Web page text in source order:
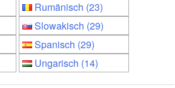
Rumänisch (23)
Slowakisch (29)
Spanisch (29)
Ungarisch (14)